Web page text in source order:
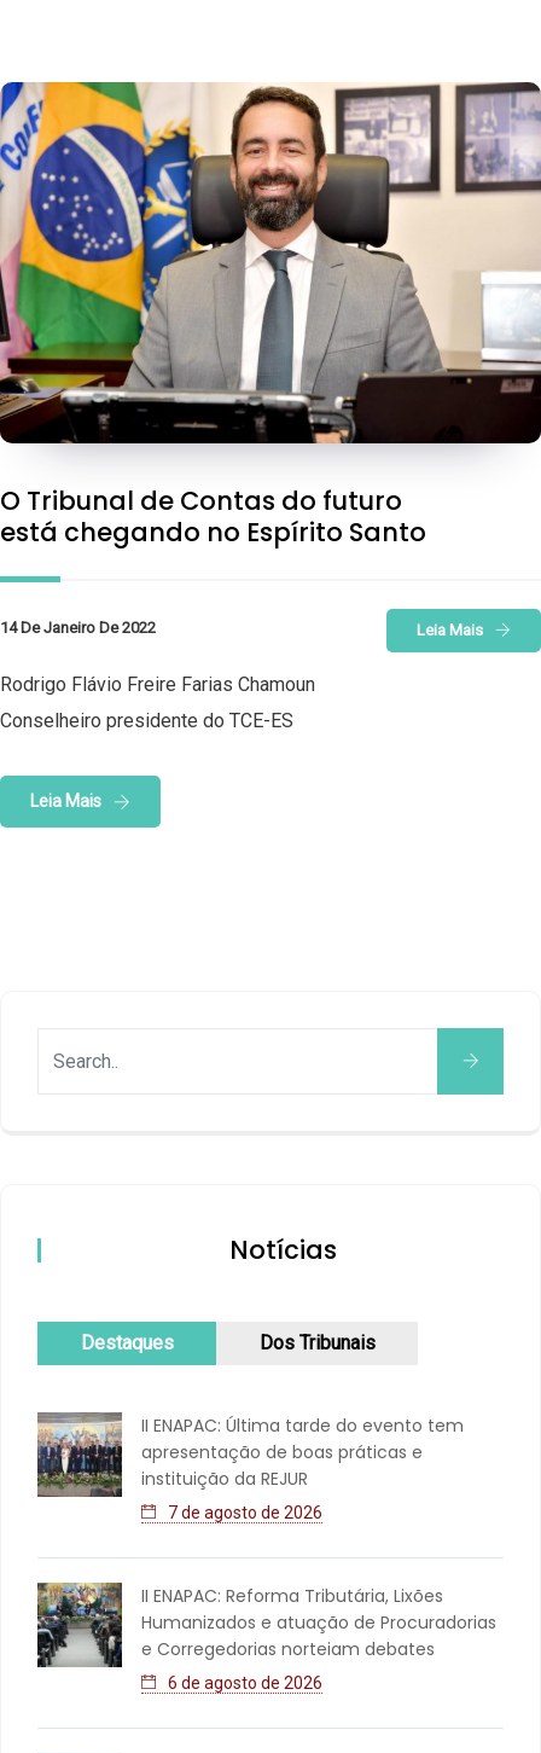
O Tribunal de Contas do futuro
está chegando no Espírito Santo
14 De Janeiro De 2022 Leia Mais
Rodrigo Flávio Freire Farias Chamoun
Conselheiro presidente do TCE-ES
Leia Mais
Notícias
Destaques Dos Tribunais
II ENAPAC: Última tarde do evento tem
apresentação de boas práticas e
instituição da REJUR
7 de agosto de 2026
II ENAPAC: Reforma Tributária, Lixões
Humanizados e atuação de Procuradorias
e Corregedorias norteiam debates
6 de agosto de 2026